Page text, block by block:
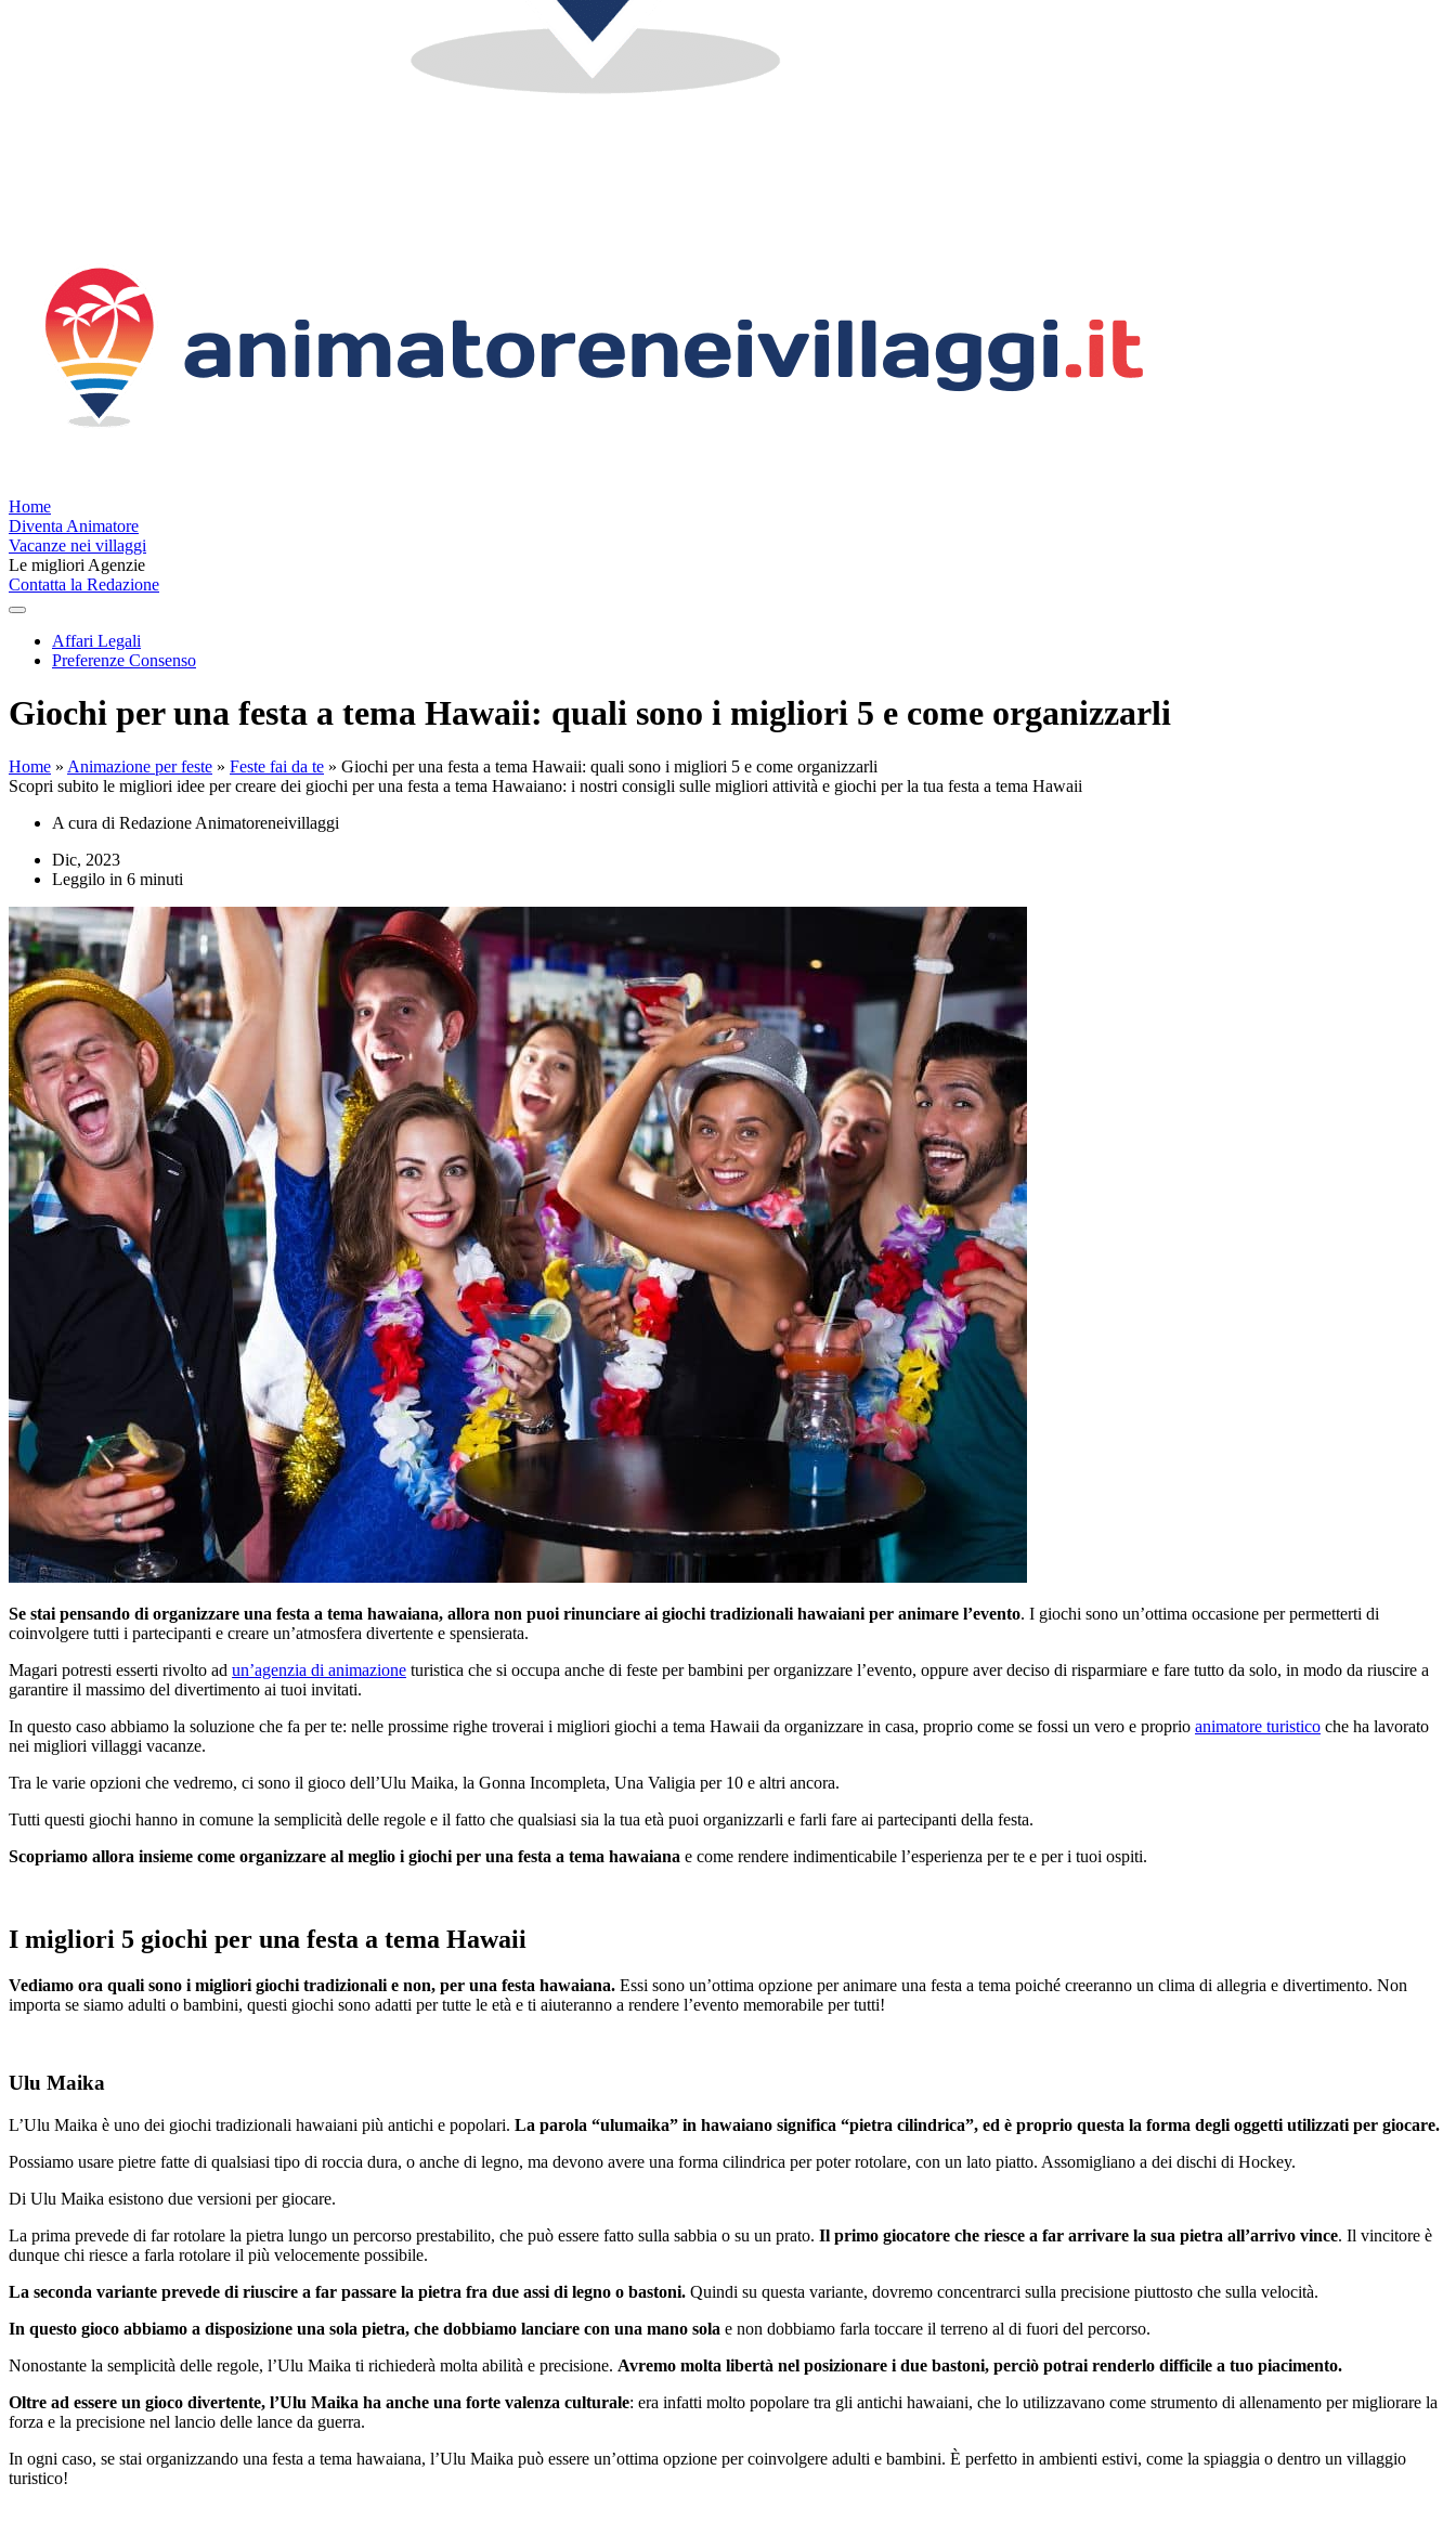
Home
Diventa Animatore
Vacanze nei villaggi
Le migliori Agenzie
Contatta la Redazione
Affari Legali
Preferenze Consenso
Giochi per una festa a tema Hawaii: quali sono i migliori 5 e come organizzarli
Home » Animazione per feste » Feste fai da te » Giochi per una festa a tema Hawaii: quali sono i migliori 5 e come organizzarli
Scopri subito le migliori idee per creare dei giochi per una festa a tema Hawaiano: i nostri consigli sulle migliori attività e giochi per la tua festa a tema Hawaii
A cura di Redazione Animatoreneivillaggi
Dic, 2023
Leggilo in 6 minuti
Se stai pensando di organizzare una festa a tema hawaiana, allora non puoi rinunciare ai giochi tradizionali hawaiani per animare l’evento. I giochi sono un’ottima occasione per permetterti di
coinvolgere tutti i partecipanti e creare un’atmosfera divertente e spensierata.
Magari potresti esserti rivolto ad un’agenzia di animazione turistica che si occupa anche di feste per bambini per organizzare l’evento, oppure aver deciso di risparmiare e fare tutto da solo, in modo da riuscire a
garantire il massimo del divertimento ai tuoi invitati.
In questo caso abbiamo la soluzione che fa per te: nelle prossime righe troverai i migliori giochi a tema Hawaii da organizzare in casa, proprio come se fossi un vero e proprio animatore turistico che ha lavorato
nei migliori villaggi vacanze.
Tra le varie opzioni che vedremo, ci sono il gioco dell’Ulu Maika, la Gonna Incompleta, Una Valigia per 10 e altri ancora.
Tutti questi giochi hanno in comune la semplicità delle regole e il fatto che qualsiasi sia la tua età puoi organizzarli e farli fare ai partecipanti della festa.
Scopriamo allora insieme come organizzare al meglio i giochi per una festa a tema hawaiana e come rendere indimenticabile l’esperienza per te e per i tuoi ospiti.
I migliori 5 giochi per una festa a tema Hawaii
Vediamo ora quali sono i migliori giochi tradizionali e non, per una festa hawaiana. Essi sono un’ottima opzione per animare una festa a tema poiché creeranno un clima di allegria e divertimento. Non
importa se siamo adulti o bambini, questi giochi sono adatti per tutte le età e ti aiuteranno a rendere l’evento memorabile per tutti!
Ulu Maika
L’Ulu Maika è uno dei giochi tradizionali hawaiani più antichi e popolari. La parola “ulumaika” in hawaiano significa “pietra cilindrica”, ed è proprio questa la forma degli oggetti utilizzati per giocare.
Possiamo usare pietre fatte di qualsiasi tipo di roccia dura, o anche di legno, ma devono avere una forma cilindrica per poter rotolare, con un lato piatto. Assomigliano a dei dischi di Hockey.
Di Ulu Maika esistono due versioni per giocare.
La prima prevede di far rotolare la pietra lungo un percorso prestabilito, che può essere fatto sulla sabbia o su un prato. Il primo giocatore che riesce a far arrivare la sua pietra all’arrivo vince. Il vincitore è
dunque chi riesce a farla rotolare il più velocemente possibile.
La seconda variante prevede di riuscire a far passare la pietra fra due assi di legno o bastoni. Quindi su questa variante, dovremo concentrarci sulla precisione piuttosto che sulla velocità.
In questo gioco abbiamo a disposizione una sola pietra, che dobbiamo lanciare con una mano sola e non dobbiamo farla toccare il terreno al di fuori del percorso.
Nonostante la semplicità delle regole, l’Ulu Maika ti richiederà molta abilità e precisione. Avremo molta libertà nel posizionare i due bastoni, perciò potrai renderlo difficile a tuo piacimento.
Oltre ad essere un gioco divertente, l’Ulu Maika ha anche una forte valenza culturale: era infatti molto popolare tra gli antichi hawaiani, che lo utilizzavano come strumento di allenamento per migliorare la
forza e la precisione nel lancio delle lance da guerra.
In ogni caso, se stai organizzando una festa a tema hawaiana, l’Ulu Maika può essere un’ottima opzione per coinvolgere adulti e bambini. È perfetto in ambienti estivi, come la spiaggia o dentro un villaggio
turistico!